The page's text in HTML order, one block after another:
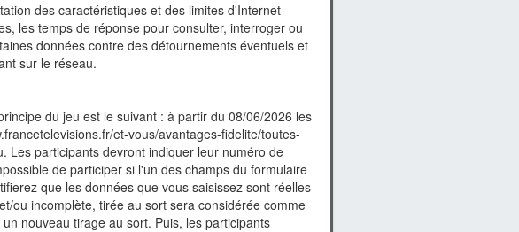
des caractéristiques et des limites d'Internet
les temps de réponse pour consulter, interroger ou
données contre des détournements éventuels et
sur le réseau.
du jeu est le suivant : à partir du 08/06/2026 les
et-vous/avantages-fidelite/toutes-
Les participants devront indiquer leur numéro de
de participer si l'un des champs du formulaire
que les données que vous saisissez sont réelles
ou incomplète, tirée au sort sera considérée comme
nouveau tirage au sort. Puis, les participants